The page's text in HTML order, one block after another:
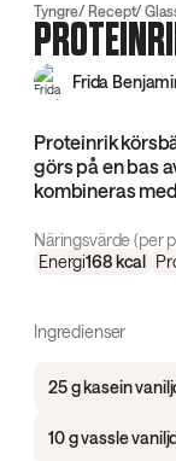
Tyngre Recept
Frida
Proteinrik
görs på en bas
kombineras
Näringsvärde (per
Energi168kcal
Ingredienser
25 g kasein
10 g vassle